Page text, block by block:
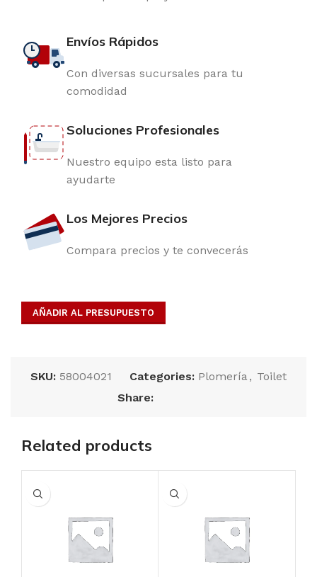
Envíos Rápidos
Con diversas sucursales para tu
comodidad
Soluciones Profesionales
Nuestro equipo esta listo para
ayudarte
Los Mejores Precios
Compara precios y te convecerás
AÑADIR AL PRESUPUESTO
SKU: 58004021 Categories: Plomería, Toilet
Share:
Related products